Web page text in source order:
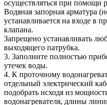
осуществляться при помощи
Водяная запорная арматура
устанавливается на входе в
клапана.
Запрещено устанавливать
выходящего патрубка.
3. Заполните полностью
утечек воды.
4. К проточному
отдельный электрический
подобрать исходя из
водонагревателя, длины